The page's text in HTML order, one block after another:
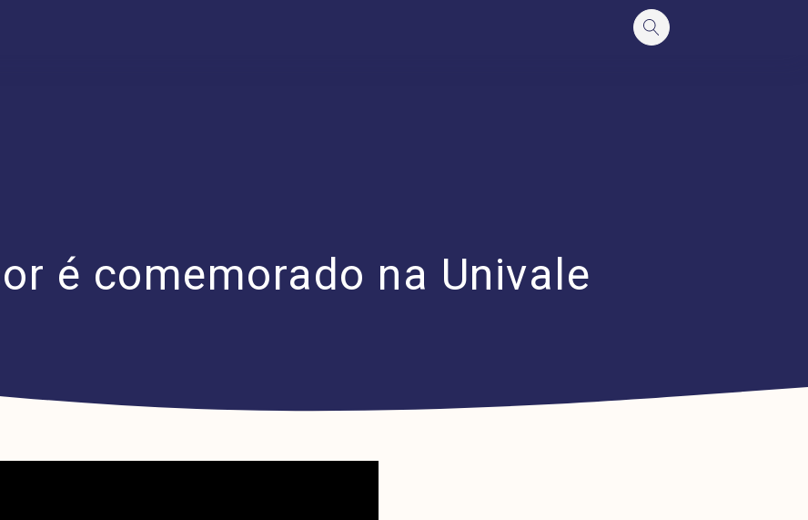
é comemorado na Univale